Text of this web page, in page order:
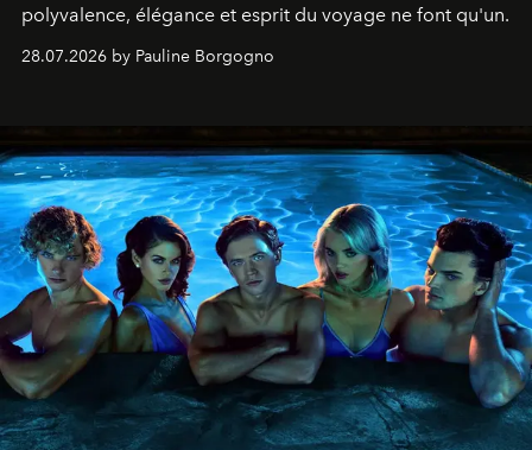
polyvalence, élégance et esprit du voyage ne font qu'un.
28.07.2026 by Pauline Borgogno